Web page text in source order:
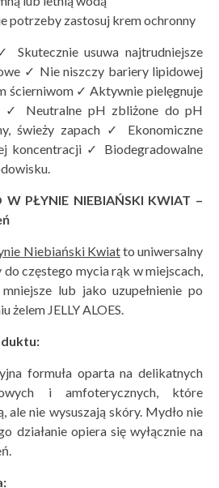
potrzeby zastosuj krem ochronny
usuwa najtrudniejsze
✓ Nie niszczy bariery lipidowej
ścierniwom ✓ Aktywnie pielęgnuje
✓ Neutralne pH zbliżone do pH
świeży zapach ✓ Ekonomiczne
koncentracji ✓ Biodegradowalne
W PŁYNIE NIEBIAŃSKI KWIAT –
Niebiański Kwiatto uniwersalny
częstego mycia rąk w miejscach,
lub jako uzupełnienie po
żelem JELLY ALOES.
formuła oparta na delikatnych
i amfoterycznych, które
ale nie wysuszają skóry. Mydło nie
działanie opiera się wyłącznie na